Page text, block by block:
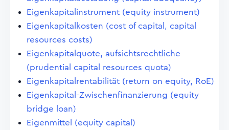
Eigenkapitalinstrument (equity instrument)
Eigenkapitalkosten (cost of capital, capital
resources costs)
Eigenkapitalquote, aufsichtsrechtliche
(prudential capital resources quota)
Eigenkapitalrentabilität (return on equity, RoE)
Eigenkapital-Zwischenfinanzierung (equity
bridge loan)
Eigenmittel (equity capital)